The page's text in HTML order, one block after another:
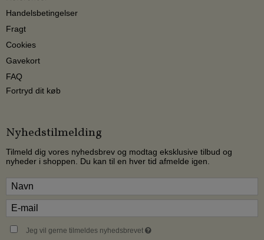
Handelsbetingelser
Fragt
Cookies
Gavekort
FAQ
Fortryd dit køb
Nyhedstilmelding
Tilmeld dig vores nyhedsbrev og modtag eksklusive tilbud og
nyheder i shoppen. Du kan til en hver tid afmelde igen.
Jeg vil gerne tilmeldes nyhedsbrevet